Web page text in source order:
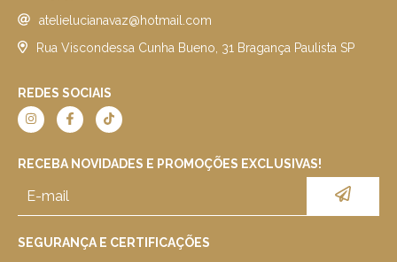
atelielucianavaz@hotmail.com
Rua Viscondessa Cunha Bueno, 31 Bragança Paulista SP
REDES SOCIAIS
RECEBA NOVIDADES E PROMOÇÕES EXCLUSIVAS!
SEGURANÇA E CERTIFICAÇÕES